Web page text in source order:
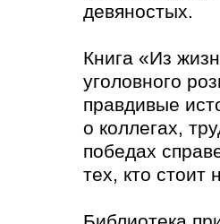
девяностых.
Книга «Из
уголовного
правдивые
о коллегах,
победах
тех, кто стоит